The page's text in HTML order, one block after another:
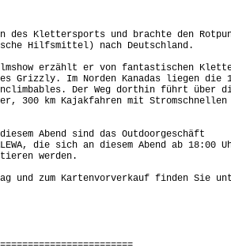
des Klettersports und brachte den
Hilfsmittel) nach Deutschland.
erzählt er von fantastischen
Grizzly. Im Norden Kanadas liegen die
Der Weg dorthin führt über
300 km Kajakfahren mit
Abend sind das Outdoorgeschäft
die sich an diesem Abend ab 18:00
werden.
und zum Kartenvorverkauf finden Sie